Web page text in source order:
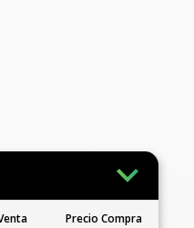
Precio Compra